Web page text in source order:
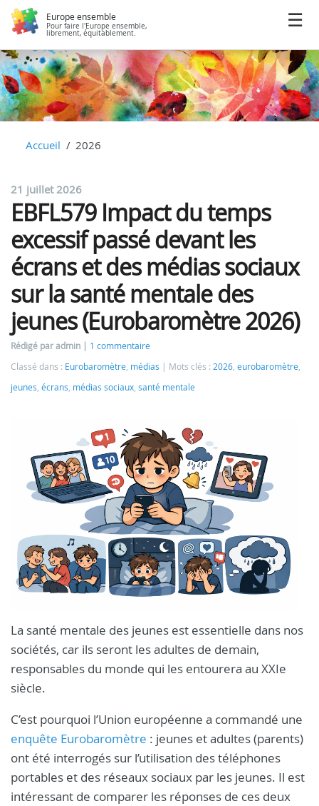
Europe ensemble
Pour faire l'Europe ensemble,
librement, équitablement.
Accueil 2026
21 juillet 2026
EBFL579 Impact du temps
excessif passé devant les
écrans et des médias sociaux
sur la santé mentale des
jeunes (Eurobaromètre 2026)
Rédigé par admin
1 commentaire
Classé dans : Eurobaromètre médias Mots clés : 2026 eurobaromètre
jeunes écrans médias sociaux santé mentale
La santé mentale des jeunes est essentielle dans nos
sociétés, car ils seront les adultes de demain,
responsables du monde qui les entourera au XXIe
siècle.
C’est pourquoi l’Union européenne a commandé une
enquête Eurobaromètre : jeunes et adultes (parents)
ont été interrogés sur l’utilisation des téléphones
portables et des réseaux sociaux par les jeunes. Il est
intéressant de comparer les réponses de ces deux